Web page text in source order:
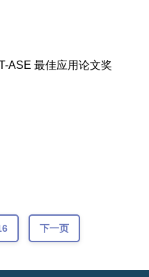
ASE 最佳应用论文奖
下一页